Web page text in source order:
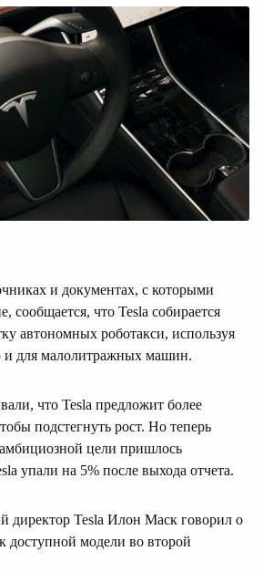
и документах, с которыми
сообщается, что Tesla собирается
автономных роботакси, используя
и для малолитражных машин.
что Tesla предложит более
подстегнуть рост. Но теперь
цели пришлось
упали на 5% после выхода отчета.
директор Tesla Илон Маск говорил о
доступной модели во второй